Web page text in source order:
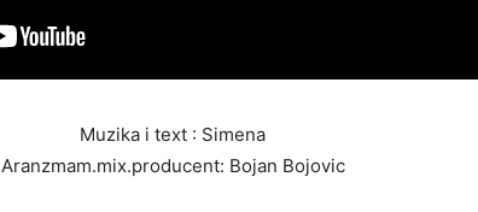
Muzika i text : Simena
Aranzmam.mix.producent: Bojan Bojovic